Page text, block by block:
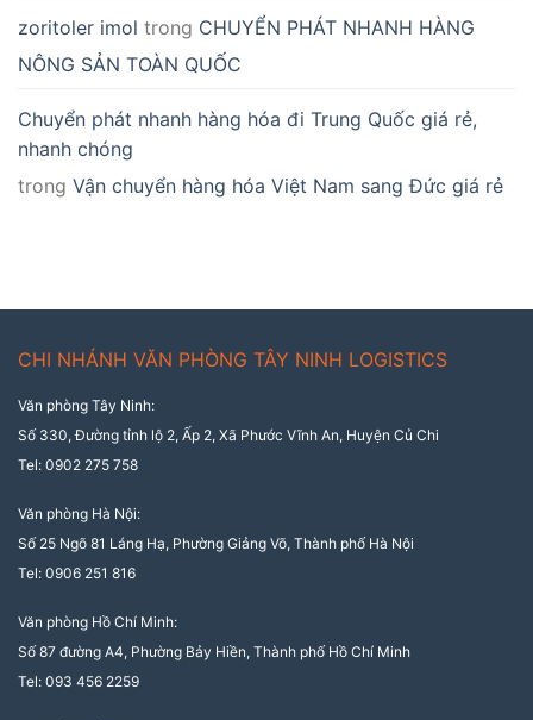
zoritoler imol trong CHUYỂN PHÁT NHANH HÀNG
NÔNG SẢN TOÀN QUỐC
Chuyển phát nhanh hàng hóa đi Trung Quốc giá rẻ,
nhanh chóng
trong Vận chuyển hàng hóa Việt Nam sang Đức giá rẻ
CHI NHÁNH VĂN PHÒNG TÂY NINH LOGISTICS
Văn phòng Tây Ninh:
Số 330, Đường tỉnh lộ 2, Ấp 2, Xã Phước Vĩnh An, Huyện Củ Chi
Tel: 0902 275 758
Văn phòng Hà Nội:
Số 25 Ngõ 81 Láng Hạ, Phường Giảng Võ, Thành phố Hà Nội
Tel: 0906 251 816
Văn phòng Hồ Chí Minh:
Số 87 đường A4, Phường Bảy Hiền, Thành phố Hồ Chí Minh
Tel: 093 456 2259